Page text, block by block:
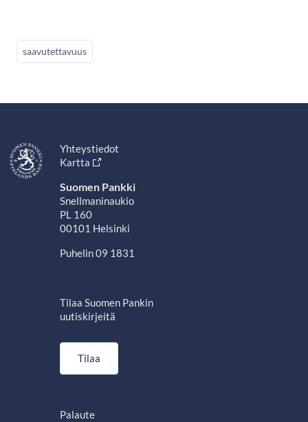
saavutettavuus
Yhteystiedot
Kartta
Suomen Pankki
Snellmaninaukio
PL 160
00101 Helsinki
Puhelin 09 1831
Tilaa Suomen Pankin
uutiskirjeitä
Tilaa
Palaute